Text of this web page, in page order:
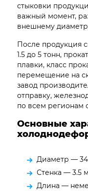
стыковки
важный момент,
внешнему
После продукция
1.5 до 5 тонн,
плавки, класс
перемещение на
завод
отправку,
по всем регионам
Основные
Диаметр —
Стенка — 3.5
Длина —